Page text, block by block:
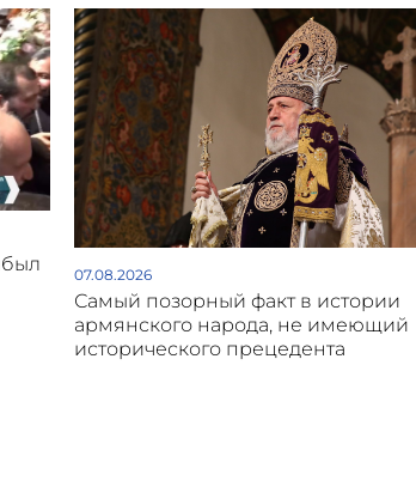
07.08.2026
Самый позорный факт в истории
армянского народа, не имеющий
исторического прецедента